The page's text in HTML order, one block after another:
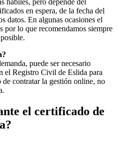
hábiles, pero depende del
en espera, de la fecha del
datos. En algunas ocasiones el
por lo que recomendamos siempre
puede ser necesario
el Registro Civil de Eslida para
contratar la gestión online, no
el certificado de
?